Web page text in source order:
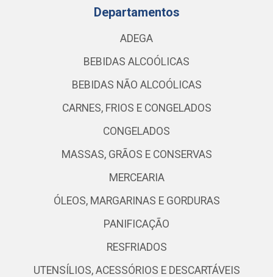
Departamentos
ADEGA
BEBIDAS ALCOÓLICAS
BEBIDAS NÃO ALCOÓLICAS
CARNES, FRIOS E CONGELADOS
CONGELADOS
MASSAS, GRÃOS E CONSERVAS
MERCEARIA
ÓLEOS, MARGARINAS E GORDURAS
PANIFICAÇÃO
RESFRIADOS
UTENSÍLIOS, ACESSÓRIOS E DESCARTÁVEIS